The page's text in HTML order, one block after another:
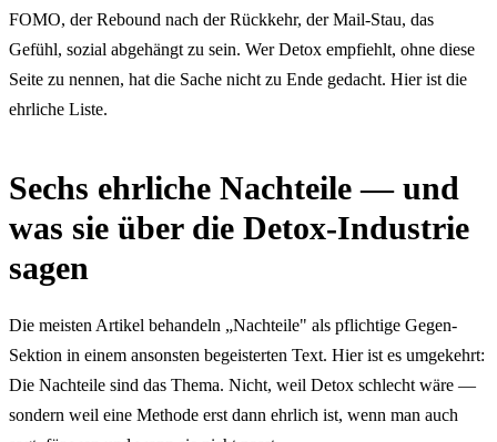
FOMO, der Rebound nach der Rückkehr, der Mail-Stau, das
Gefühl, sozial abgehängt zu sein. Wer Detox empfiehlt, ohne diese
Seite zu nennen, hat die Sache nicht zu Ende gedacht. Hier ist die
ehrliche Liste.
Sechs ehrliche Nachteile — und
was sie über die Detox-Industrie
sagen
Die meisten Artikel behandeln „Nachteile" als pflichtige Gegen-
Sektion in einem ansonsten begeisterten Text. Hier ist es umgekehrt:
Die Nachteile sind das Thema. Nicht, weil Detox schlecht wäre —
sondern weil eine Methode erst dann ehrlich ist, wenn man auch